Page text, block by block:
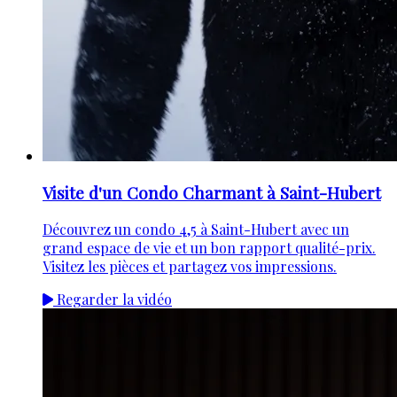
Visite d'un Condo Charmant à Saint-Hubert
Découvrez un condo 4,5 à Saint-Hubert avec un
grand espace de vie et un bon rapport qualité-prix.
Visitez les pièces et partagez vos impressions.
Regarder la vidéo